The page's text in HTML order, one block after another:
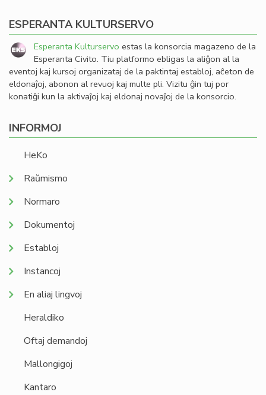
ESPERANTA KULTURSERVO
Esperanta Kulturservo estas la konsorcia magazeno de la
Esperanta Civito. Tiu platformo ebligas la aliĝon al la
eventoj kaj kursoj organizataj de la paktintaj establoj, aĉeton de
eldonaĵoj, abonon al revuoj kaj multe pli. Vizitu ĝin tuj por
konatiĝi kun la aktivaĵoj kaj eldonaj novaĵoj de la konsorcio.
INFORMOJ
HeKo
Raŭmismo
Normaro
Dokumentoj
Establoj
Instancoj
En aliaj lingvoj
Heraldiko
Oftaj demandoj
Mallongigoj
Kantaro